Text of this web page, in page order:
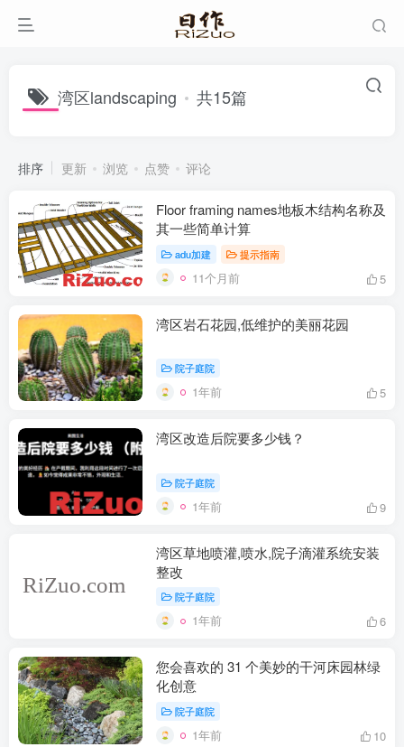
湾区landscaping 共15篇
排序 更新 浏览 点赞 评论
Floor framing names地板木结构名称及
其一些简单计算
adu加建 提示指南
11个月前 5
湾区岩石花园,低维护的美丽花园
院子庭院
1年前 5
湾区改造后院要多少钱？
院子庭院
1年前 9
湾区草地喷灌,喷水,院子滴灌系统安装
整改
院子庭院
1年前 6
您会喜欢的 31 个美妙的干河床园林绿
化创意
院子庭院
1年前 10